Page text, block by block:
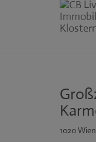
1020 Wien